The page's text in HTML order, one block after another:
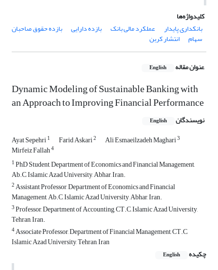
کلیدواژه‌ها
بانکداری پایدار
عملکرد مالی بانک بازده دارایی بازده حقوق صاحبان
سهام انتشار کربن
عنوان مقاله English
Dynamic Modeling of Sustainable Banking with
an Approach to Improving Financial Performance
نویسندگان English
Ayat Sepehri1 Farid Askari2 Ali Esmaeilzadeh Maghari3
Mirfeiz Fallah4
1PhD Student, Department of Economics and Financial Management,
Ab.C, Islamic Azad University, Abhar, Iran.
2Assistant Professor, Department of Economics and Financial
Management, Ab.C, Islamic Azad University, Abhar, Iran.
3Professor, Department of Accounting, CT.C, Islamic Azad University,
Tehran, Iran.
4Associate Professor, Department of Financial Management, CT.C,
Islamic Azad University, Tehran, Iran
چکیده
English